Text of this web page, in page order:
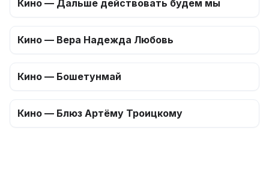
Кино — Дальше действовать будем мы
Кино — Вера Надежда Любовь
Кино — Бошетунмай
Кино — Блюз Артёму Троицкому